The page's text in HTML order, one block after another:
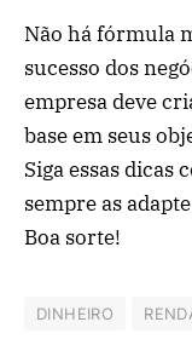
Não há fórmula
sucesso dos
empresa deve
base em seus
Siga essas
sempre as
Boa sorte!
DINHEIRO